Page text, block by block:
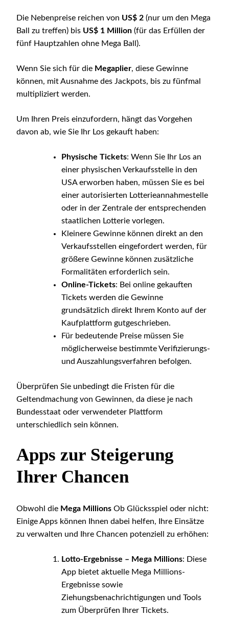
Die Nebenpreise reichen von US$ 2 (nur um den Mega
Ball zu treffen) bis US$ 1 Million (für das Erfüllen der
fünf Hauptzahlen ohne Mega Ball).
Wenn Sie sich für die Megaplier, diese Gewinne
können, mit Ausnahme des Jackpots, bis zu fünfmal
multipliziert werden.
Um Ihren Preis einzufordern, hängt das Vorgehen
davon ab, wie Sie Ihr Los gekauft haben:
Physische Tickets: Wenn Sie Ihr Los an
einer physischen Verkaufsstelle in den
USA erworben haben, müssen Sie es bei
einer autorisierten Lotterieannahmestelle
oder in der Zentrale der entsprechenden
staatlichen Lotterie vorlegen.
Kleinere Gewinne können direkt an den
Verkaufsstellen eingefordert werden, für
größere Gewinne können zusätzliche
Formalitäten erforderlich sein.
Online-Tickets: Bei online gekauften
Tickets werden die Gewinne
grundsätzlich direkt Ihrem Konto auf der
Kaufplattform gutgeschrieben.
Für bedeutende Preise müssen Sie
möglicherweise bestimmte Verifizierungs-
und Auszahlungsverfahren befolgen.
Überprüfen Sie unbedingt die Fristen für die
Geltendmachung von Gewinnen, da diese je nach
Bundesstaat oder verwendeter Plattform
unterschiedlich sein können.
Apps zur Steigerung
Ihrer Chancen
Obwohl die Mega Millions Ob Glücksspiel oder nicht:
Einige Apps können Ihnen dabei helfen, Ihre Einsätze
zu verwalten und Ihre Chancen potenziell zu erhöhen:
Lotto-Ergebnisse – Mega Millions: Diese
App bietet aktuelle Mega Millions-
Ergebnisse sowie
Ziehungsbenachrichtigungen und Tools
zum Überprüfen Ihrer Tickets.